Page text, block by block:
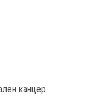
канцер